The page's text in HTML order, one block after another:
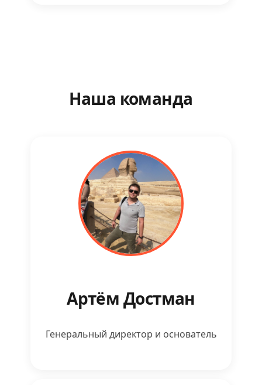
Наша команда
Артём Достман
Генеральный директор и основатель